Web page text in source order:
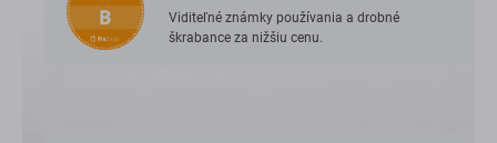
Viditeľné známky používania a drobné
škrabance za nižšiu cenu.